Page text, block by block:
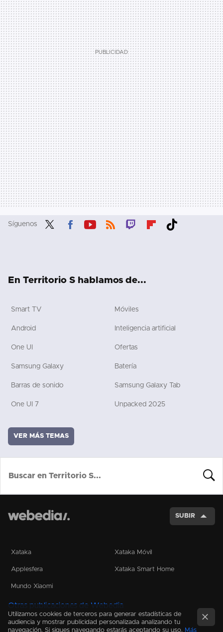
Síguenos
En Territorio S hablamos de...
Smart TV Móviles
Android Inteligencia artificial
One UI Ofertas
Samsung Galaxy Batería
Barras de sonido Samsung Galaxy Tab
One UI 7 Unpacked 2025
VER MÁS TEMAS
SUBIR
Xataka Xataka Móvil
Applesfera Xataka Smart Home
Mundo Xiaomi
Otras publicaciones de Webedia
Utilizamos cookies de terceros para generar estadísticas de
audiencia y mostrar publicidad personalizada analizando tu
navegación. Si sigues navegando estarás aceptando su uso. Más